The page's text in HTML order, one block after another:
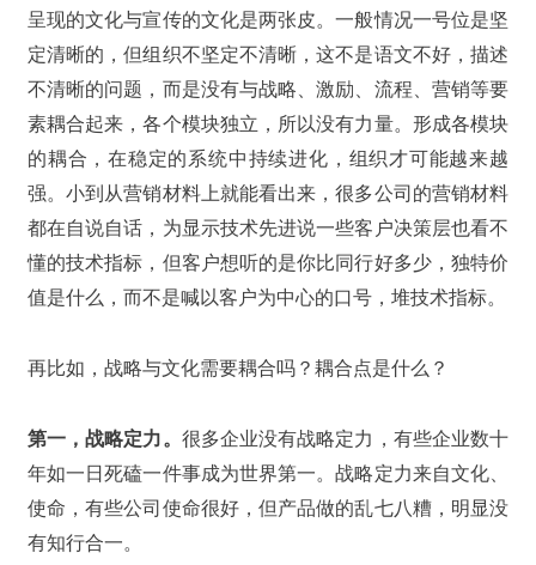
呈现的文化与宣传的文化是两张皮。一般情况一号位是坚
定清晰的，但组织不坚定不清晰，这不是语文不好，描述
不清晰的问题，而是没有与战略、激励、流程、营销等要
素耦合起来，各个模块独立，所以没有力量。形成各模块
的耦合，在稳定的系统中持续进化，组织才可能越来越
强。小到从营销材料上就能看出来，很多公司的营销材料
都在自说自话，为显示技术先进说一些客户决策层也看不
懂的技术指标，但客户想听的是你比同行好多少，独特价
值是什么，而不是喊以客户为中心的口号，堆技术指标。
再比如，战略与文化需要耦合吗？耦合点是什么？
第一，战略定力。 很多企业没有战略定力，有些企业数十
年如一日死磕一件事成为世界第一。战略定力来自文化、
使命，有些公司使命很好，但产品做的乱七八糟，明显没
有知行合一。